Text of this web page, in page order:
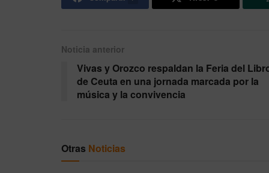
Noticia anterior
Vivas y Orozco respaldan la Feria del
de Ceuta en una jornada marcada por la
música y la convivencia
Otras Noticias